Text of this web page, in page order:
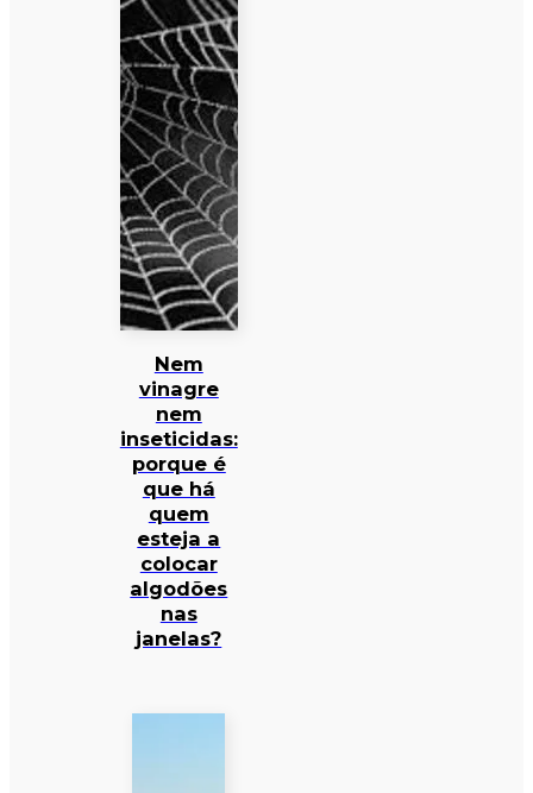
Nem
vinagre
nem
inseticidas:
porque é
que há
quem
esteja a
colocar
algodões
nas
janelas?